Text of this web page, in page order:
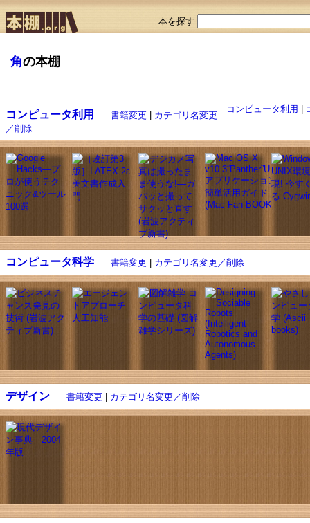
本を探す
角の本棚
コンピュータ利用
コンピュータ利用 書籍変更
カテゴリ名変更
／削除
コンピュータ科学 書籍変更 | カテゴリ名変更／削除
デザイン 書籍変更 | カテゴリ名変更／削除